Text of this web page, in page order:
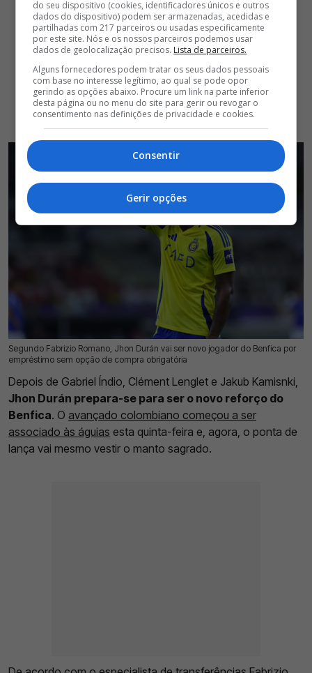
Segundo Fabrizio Romano, Jhon Durán vai ser novo jogador do Benfica por
empréstimo sem opção de compra obrigatória
17 Jul 2026 | 17:03 | 0
Depois de Gabriel Índio, Clément Lenglet e Jakub Kamisnki,
Jhon Durán prepara-se para ser o novo reforço do
Benfica. O avançado colombiano começou a ser
associado às águias esta quinta-feira e, agora, o ponta de
lança vai mesmo vestir o manto sagrado.
do seu dispositivo (cookies, identificadores únicos e outros
dados do dispositivo) podem ser armazenadas, acedidas e
partilhadas com 217 parceiros ou usadas especificamente
por este site. Nós e os nossos parceiros podemos usar
dados de geolocalização precisos. Lista de parceiros.
Alguns fornecedores podem tratar os seus dados pessoais
com base no interesse legítimo, ao qual se pode opor
gerindo as opções abaixo. Procure um link na parte inferior
desta página ou no menu do site para gerir ou revogar o
consentimento nas definições de privacidade e cookies.
Consentir
Gerir opções